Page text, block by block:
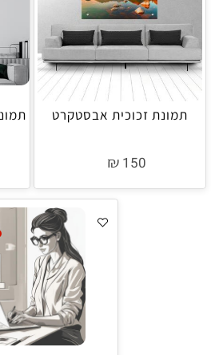
תמונת זכוכית אבסטקרט
₪ 150